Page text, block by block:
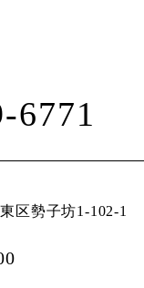
6771
区勢子坊1-102-1